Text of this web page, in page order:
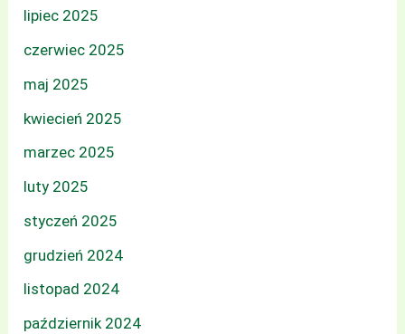
lipiec 2025
czerwiec 2025
maj 2025
kwiecień 2025
marzec 2025
luty 2025
styczeń 2025
grudzień 2024
listopad 2024
październik 2024